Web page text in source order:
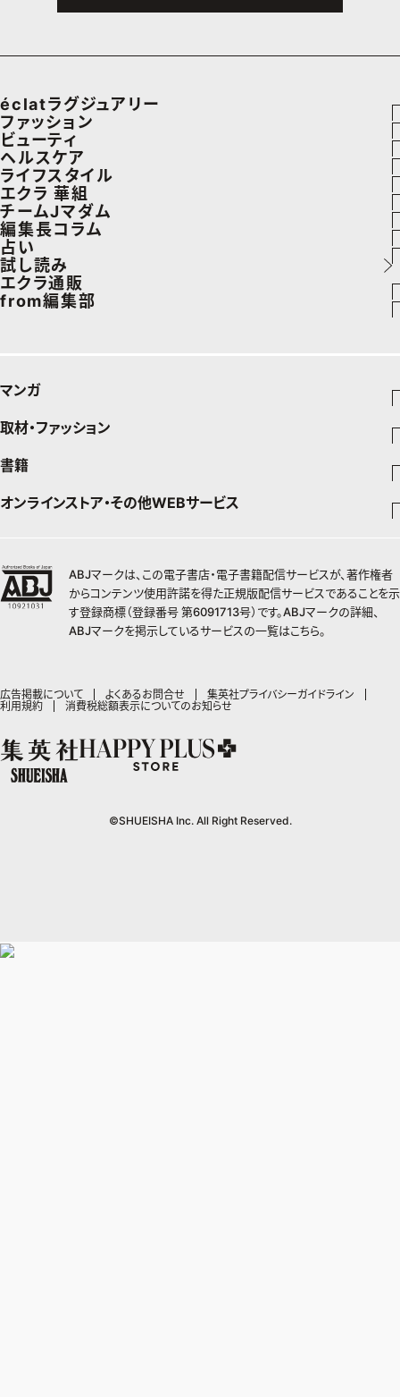
éclatラグジュアリー
ラグジュアリーTOPICS
NEOエグゼスタイル
ファッション
ファッションTOPICS
8月の毎日コーデ
50代なに着てる？
ファッション特集
ビューティ
ヘアスタイル・ヘアケア
エイジングケア
メイク
50代ベストコスメ
ヘルスケア
ヘルスケアTOPICS
更年期
ストレッチ・エクササイズ
ダイエット
ライフスタイル
車・家電
ゴルフ
住まい
旅行＆グルメ
エクラ 華組
エクラ 華組メンバー一覧
エクラ 華組ランキング
チームJマダム
ファッション
ビューティ
旅行
インテリア
料理
チームJマダムメンバー一覧
チームJマダム特集
編集長コラム
あら、素敵☆ 手帖
占い
イヴルルド遙華の12星座占い
スペシャル占い
試し読み
エクラ通販
デジタルカタログ
from編集部
マンガ
少年マンガ
Vジャンプ
少年ジャンプ+
ジャンプTOON
ZEBRACK
集英社ジャンプリミックス
青年マンガ
少年ジャンプ+
S-MANGA
集英社ジャンプリミックス
集英社コミック文庫
ヤングジャンプ定期購読デジタル
ヤンジャン！
となりのヤングジャンプ
グランドジャンプ
少女マンガ
ZEBRACK
S-MANGA
集英社コミック文庫
別冊マーガレット
リマコミ
マンガMeets
ジャンプTOON
ZEBRACK
S-MANGA
マンガMee公式サイト
リマコミ
マンガMeets
Cookie
取材・ファッション
ファッション・美容
Seventeen
MAQUIA
SPUR
HAPPY PLUS ONE
MEN'S NON-NO
UOMO
芸能・情報・スポーツ
週プレNEWS
週プレ グラジャパ!
Sportiva
書籍
文芸・文庫・総合
集英社 文芸ステーション
web 集英社文庫
1日5分で、明日は変わる よみタイ yomitai
集英社学芸部 - 学芸・ノンフィクション
集英社ビジネス書
kotoba
情報・知識＆オピニオン imidas
ライトノベル・ノベライズ
集英社オレンジ文庫
JUMP j-BOOKS
集英社Webマガジン コバルト
オンラインストア・その他WEBサービス
OTO
SHUEISHA MANGA-ART HERITAGE
ジャンプキャラクターズストア
LEEマルシェ
eclat premium
mirabella
その他WEBサービス
集英社アドナビ
集英社エディターズ・ラボ
広告掲載について よくあるお問合せ
集英社プライバシーガイドライン
利用規約
消費税総額表示についてのお知らせ
ABJマークは、この電子書店・電子書籍配信サービスが、著作権者
からコンテンツ使用許諾を得た正規版配信サービスであることを示
す登録商標（登録番号 第6091713号）です。ABJマークの詳細、
ABJマークを掲示しているサービスの一覧はこちら。
©SHUEISHA Inc. All Right Reserved.